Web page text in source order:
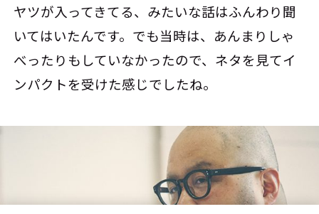
ヤツが入ってきてる、みたいな話はふんわり聞
いてはいたんです。でも当時は、あんまりしゃ
べったりもしていなかったので、ネタを見てイ
ンパクトを受けた感じでしたね。